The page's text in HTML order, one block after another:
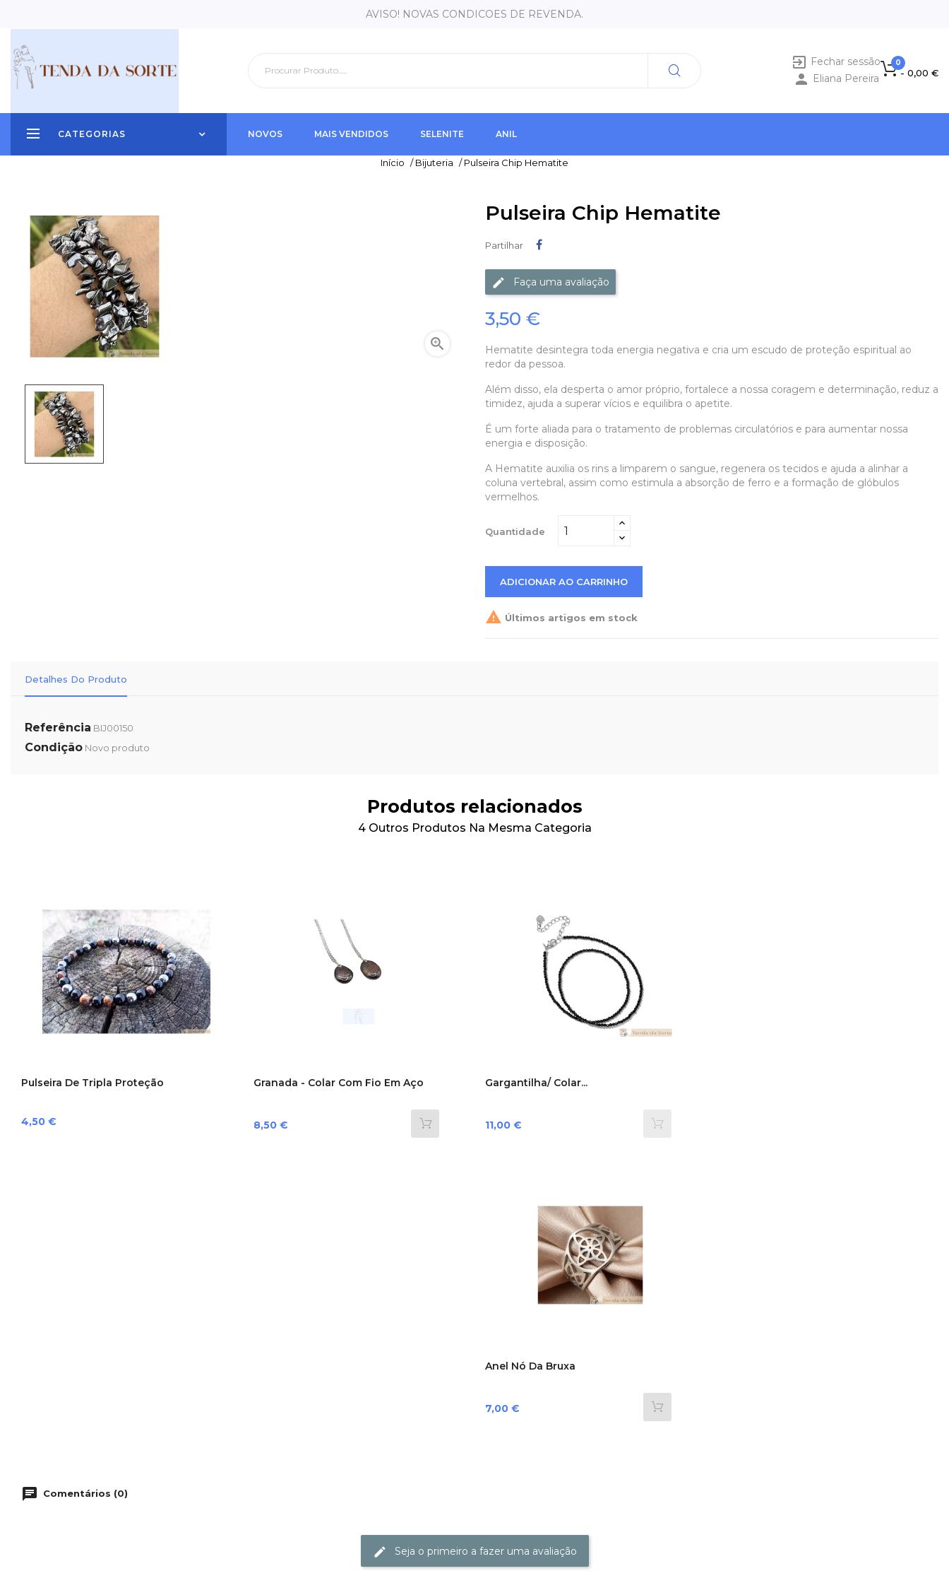
AVISO! NOVAS CONDICOES DE REVENDA.
0
- 0,00 €
 Fechar sessão
 Eliana Pereira
CATEGORIAS NOVOS MAIS VENDIDOS SELENITE ANIL
Início / Bijuteria / Pulseira Chip Hematite

Pulseira Chip Hematite
Partilhar
Faça uma avaliação
3,50 €
Hematite desintegra toda energia negativa e cria um escudo de proteção espiritual ao
redor da pessoa.
Além disso, ela desperta o amor próprio, fortalece a nossa coragem e determinação, reduz a
timidez, ajuda a superar vícios e equilibra o apetite.
É um forte aliada para o tratamento de problemas circulatórios e para aumentar nossa
energia e disposição.
A Hematite auxilia os rins a limparem o sangue, regenera os tecidos e ajuda a alinhar a
coluna vertebral, assim como estimula a absorção de ferro e a formação de glóbulos
vermelhos.
Quantidade
ADICIONAR AO CARRINHO
 Últimos artigos em stock
Detalhes Do Produto
Referência BIJ00150
Condição Novo produto
Produtos relacionados
4 Outros Produtos Na Mesma Categoria
Pulseira De Tripla Proteção
Preço
4,50 €
Granada - Colar Com Fio Em Aço
Preço
8,50 €
Gargantilha/ Colar...
Preço
11,00 €
Anel Nó Da Bruxa
Preço
7,00 €
Comentários (0)
Seja o primeiro a fazer uma avaliação